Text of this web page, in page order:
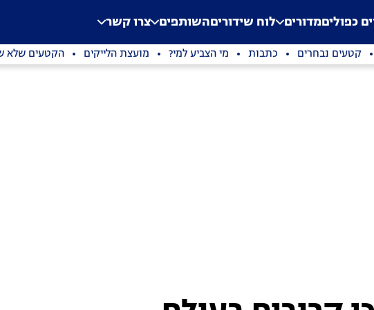
Application error: a
. כפוליםמדורים לוח שידוריםהשותפים צרו קשר
קטעים נבחרים כתבות מי הצביע למי? מועצת הלייקים הקטעים שלא